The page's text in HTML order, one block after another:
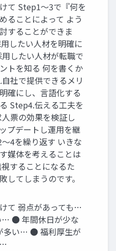
て Step1～3で『何を
ることによって よう
することができま
したい人材を明確に
したい人材が転職で
トを知る 何を書くか
社で提供できるメリ
確にし、言語化する
Step4.伝える工夫を
票の効果を検証し
プデートし運用を継
4を繰り返す いきな
媒体を考えることは
することになるた
してしまうのです。
て 弱点があっても…
● 年間休日が少な
い… ● 福利厚生が